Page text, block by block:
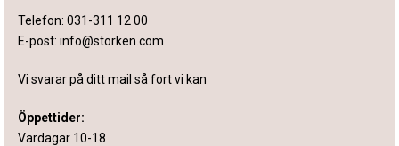
Telefon: 031-311 12 00
E-post: info@storken.com
Vi svarar på ditt mail så fort vi kan
Öppettider:
Vardagar 10-18